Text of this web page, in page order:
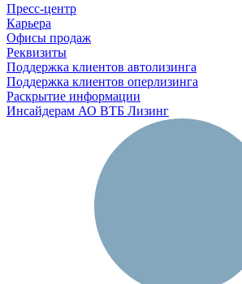
Пресс-центр
Карьера
Офисы продаж
Реквизиты
Поддержка клиентов автолизинга
Поддержка клиентов оперлизинга
Раскрытие информации
Инсайдерам АО ВТБ Лизинг